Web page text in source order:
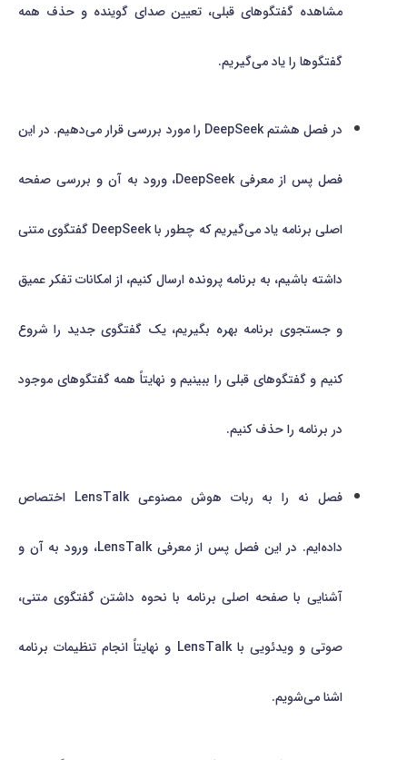
مشاهده گفتگوهای قبلی، تعیین صدای گوینده و حذف همه
گفتگوها را یاد می‌گیریم.
در فصل هشتم DeepSeek را مورد بررسی قرار می‌دهیم. در این
فصل پس از معرفی DeepSeek، ورود به آن و بررسی صفحه
اصلی برنامه یاد می‌گیریم که چطور با DeepSeek گفتگوی متنی
داشته باشیم، به برنامه پرونده ارسال کنیم، از امکانات تفکر عمیق
و جستجوی برنامه بهره بگیریم، یک گفتگوی جدید را شروع
کنیم و گفتگوهای قبلی را ببینیم و نهایتاً همه گفتگوهای موجود
در برنامه را حذف کنیم.
فصل نه را به ربات هوش مصنوعی LensTalk اختصاص
داده‌ایم. در این فصل پس از معرفی LensTalk، ورود به آن و
آشنایی با صفحه اصلی برنامه با نحوه داشتن گفتگوی متنی،
صوتی و ویدئویی با LensTalk و نهایتاً انجام تنظیمات برنامه
اشنا می‌شویم.